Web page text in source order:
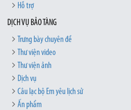
Hỗ trợ
DỊCH VỤ BẢO TÀNG
Trưng bày chuyên đề
Thư viện video
Thư viện ảnh
Dịch vụ
Câu lạc bộ Em yêu lịch sử
Ấn phẩm